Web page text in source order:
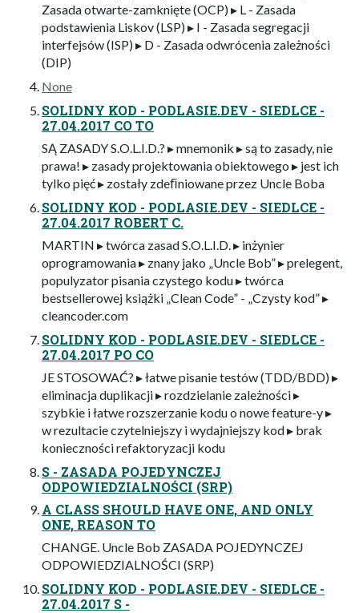
Zasada otwarte-zamknięte (OCP) ▸ L - Zasada
podstawienia Liskov (LSP) ▸ I - Zasada segregacji
interfejsów (ISP) ▸ D - Zasada odwrócenia zależności
(DIP)
None
SOLIDNY KOD - PODLASIE.DEV - SIEDLCE -
27.04.2017 CO TO
SĄ ZASADY S.O.L.I.D.? ▸ mnemonik ▸ są to zasady, nie
prawa! ▸ zasady projektowania obiektowego ▸ jest ich
tylko pięć ▸ zostały zdeﬁniowane przez Uncle Boba
SOLIDNY KOD - PODLASIE.DEV - SIEDLCE -
27.04.2017 ROBERT C.
MARTIN ▸ twórca zasad S.O.L.I.D. ▸ inżynier
oprogramowania ▸ znany jako „Uncle Bob” ▸ prelegent,
populyzator pisania czystego kodu ▸ twórca
bestsellerowej książki „Clean Code” - „Czysty kod” ▸
cleancoder.com
SOLIDNY KOD - PODLASIE.DEV - SIEDLCE -
27.04.2017 PO CO
JE STOSOWAĆ? ▸ łatwe pisanie testów (TDD/BDD) ▸
eliminacja duplikacji ▸ rozdzielanie zależności ▸
szybkie i łatwe rozszerzanie kodu o nowe feature-y ▸
w rezultacie czytelniejszy i wydajniejszy kod ▸ brak
konieczności refaktoryzacji kodu
S - ZASADA POJEDYNCZEJ
ODPOWIEDZIALNOŚCI (SRP)
A CLASS SHOULD HAVE ONE, AND ONLY
ONE, REASON TO
CHANGE. Uncle Bob ZASADA POJEDYNCZEJ
ODPOWIEDZIALNOŚCI (SRP)
SOLIDNY KOD - PODLASIE.DEV - SIEDLCE -
27.04.2017 S -